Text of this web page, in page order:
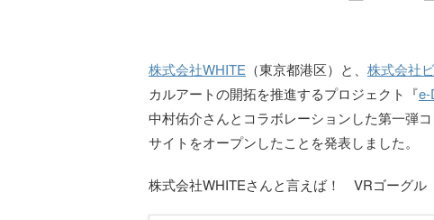
株式会社WHITE （東京都港区）と、 株式会社
カルアートの開拓を推進するプロジェクト『e-
中村佑介さんとコラボレーションした第一弾
サイトをオープンしたことを発表しました。
株式会社WHITEさんと言えば！ VRゴーグル